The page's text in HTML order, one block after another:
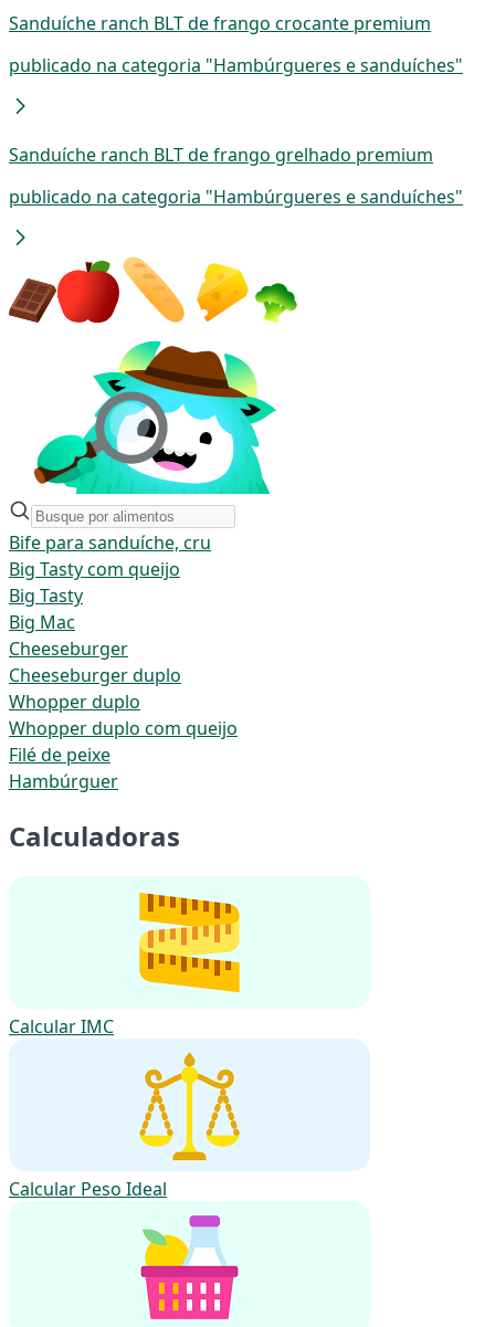
Sanduíche ranch BLT de frango crocante premium
publicado na categoria "Hambúrgueres e sanduíches"
Sanduíche ranch BLT de frango grelhado premium
publicado na categoria "Hambúrgueres e sanduíches"
Bife para sanduíche, cru
Big Tasty com queijo
Big Tasty
Big Mac
Cheeseburger
Cheeseburger duplo
Whopper duplo
Whopper duplo com queijo
Filé de peixe
Hambúrguer
Calculadoras
Calcular IMC
Calcular Peso Ideal